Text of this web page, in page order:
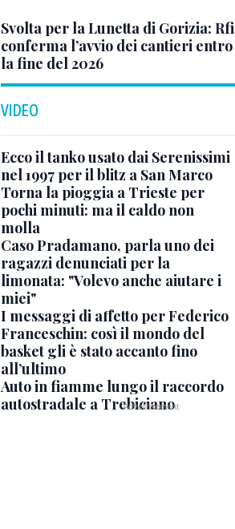
Svolta per la Lunetta di Gorizia: Rfi
conferma l’avvio dei cantieri entro
la fine del 2026
VIDEO
Ecco il tanko usato dai Serenissimi
nel 1997 per il blitz a San Marco
Torna la pioggia a Trieste per
pochi minuti: ma il caldo non
molla
Caso Pradamano, parla uno dei
ragazzi denunciati per la
limonata: "Volevo anche aiutare i
miei"
I messaggi di affetto per Federico
Franceschin: così il mondo del
basket gli è stato accanto fino
all’ultimo
Auto in fiamme lungo il raccordo
autostradale a Trebiciano